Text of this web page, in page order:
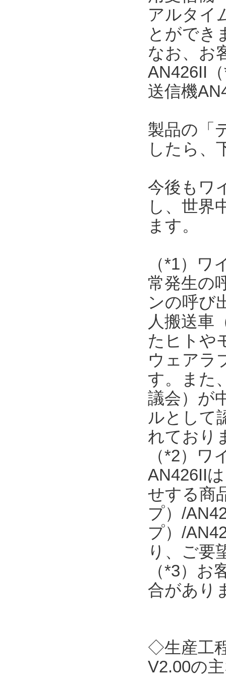
アルタイ
とができ
なお、お
AN426II
送信機
製品の「
したら、
今後もワ
し、世界
ます。
（*1）
常発生の
ンの呼び
人搬送車
たヒトや
ウェアラ
す。また
議会）が
ルとして
れており
（*2）
AN426II
せする商
プ）/
プ）/
り、ご
（*3）
合があり
◇生産工
V2.00の